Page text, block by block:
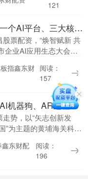
121
许昌股票配资 一个AI平台、三大核心能力！佛山加速推动AI产业协同发展
票配资，“焕智赋新 共
企业AI应用生态大会在
举办。活动佛山市工业
市科学技术协会指导，
指鑫东财 阅读：
157
证券股票走势 AI机器狗、AR远程验货……这些硬核力量正在守护国门！
势，以“矢志创新发
”为主题的黄埔海关科技
次活动以“展览+体验
全方位展现海关以科技
东财配
阅读：
196